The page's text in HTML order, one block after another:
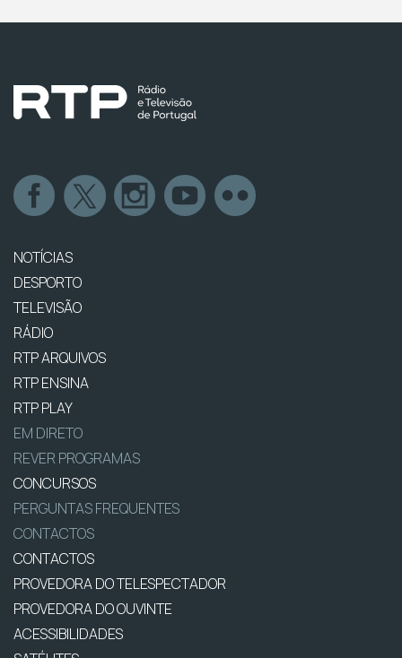
NOTÍCIAS
DESPORTO
TELEVISÃO
RÁDIO
RTP ARQUIVOS
RTP ENSINA
RTP PLAY
EM DIRETO
REVER PROGRAMAS
CONCURSOS
PERGUNTAS FREQUENTES
CONTACTOS
CONTACTOS
PROVEDORA DO TELESPECTADOR
PROVEDORA DO OUVINTE
ACESSIBILIDADES